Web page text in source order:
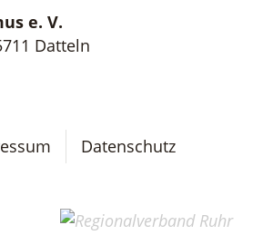
e. V.
Datteln
Datenschutz